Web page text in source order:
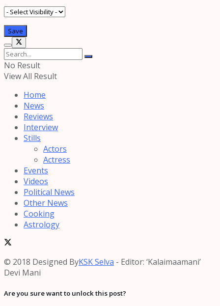
No Result
View All Result
Home
News
Reviews
Interview
Stills
Actors
Actress
Events
Videos
Political News
Other News
Cooking
Astrology
© 2018 Designed ByKSK Selva - Editor: ‘Kalaimaamani’
Devi Mani
Are you sure want to unlock this post?